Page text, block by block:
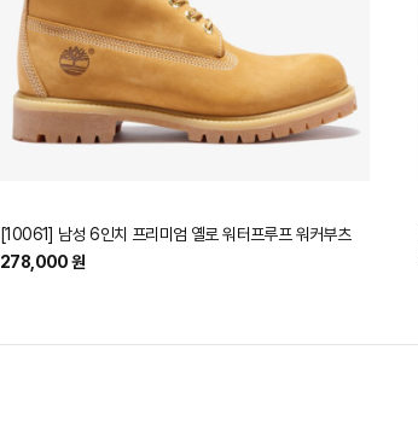
[10061] 남성 6인치 프리미엄 옐로 워터프루프 워커부츠
278,000 원